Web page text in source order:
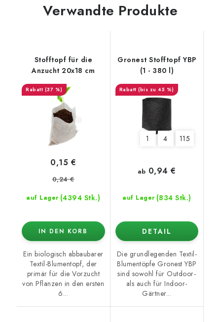
Verwandte Produkte
Stofftopf für die
Anzucht 20x18 cm
(37 %)
auf Lager (4394 Stk.)
0,15 €
0,24 €
IN DEN KORB
Ein biologisch abbaubarer
Textil-Blumentopf, der
primär für die Vorzucht
von Pflanzen in den ersten
6...
Gronest Stofftopf YBP
(1 - 380 l)
(bis zu 45 %)
1 4 115
auf Lager (834 Stk.)
ab 0,94 €
DETAIL
Die grundlegenden Textil-
Blumentöpfe Gronest YBP
sind sowohl für Outdoor-
als auch für Indoor-
Gärtner...